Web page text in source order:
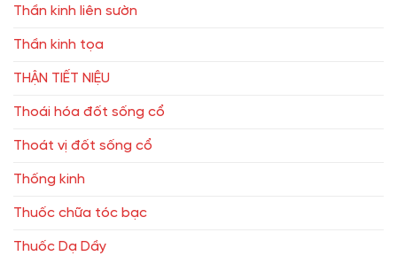
Thần kinh liên sườn
Thần kinh tọa
THẬN TIẾT NIỆU
Thoái hóa đốt sống cổ
Thoát vị đốt sống cổ
Thống kinh
Thuốc chữa tóc bạc
Thuốc Dạ Dầy